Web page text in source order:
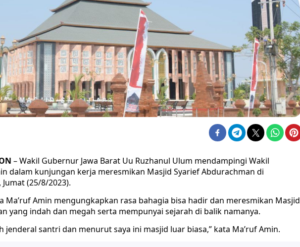
– Wakil Gubernur Jawa Barat Uu Ruzhanul Ulum mendampingi Wakil
dalam kunjungan kerja meresmikan Masjid Syarief Abdurachman di
(25/8/2023).
Ma’ruf Amin mengungkapkan rasa bahagia bisa hadir dan meresmikan Masjid
yang indah dan megah serta mempunyai sejarah di balik namanya.
jenderal santri dan menurut saya ini masjid luar biasa,” kata Ma’ruf Amin.